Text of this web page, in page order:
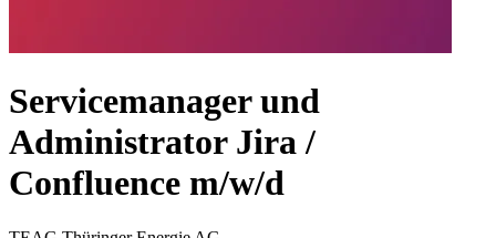
Servicemanager und
Administrator Jira /
Confluence m/w/d